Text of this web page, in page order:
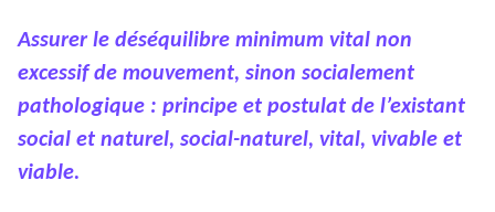
Assurer le déséquilibre minimum vital non
excessif de mouvement, sinon socialement
pathologique : principe et postulat de l’existant
social et naturel, social-naturel, vital, vivable et
viable.